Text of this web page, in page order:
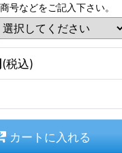
号などをご記入下さい。
(税込)
カートに入れる